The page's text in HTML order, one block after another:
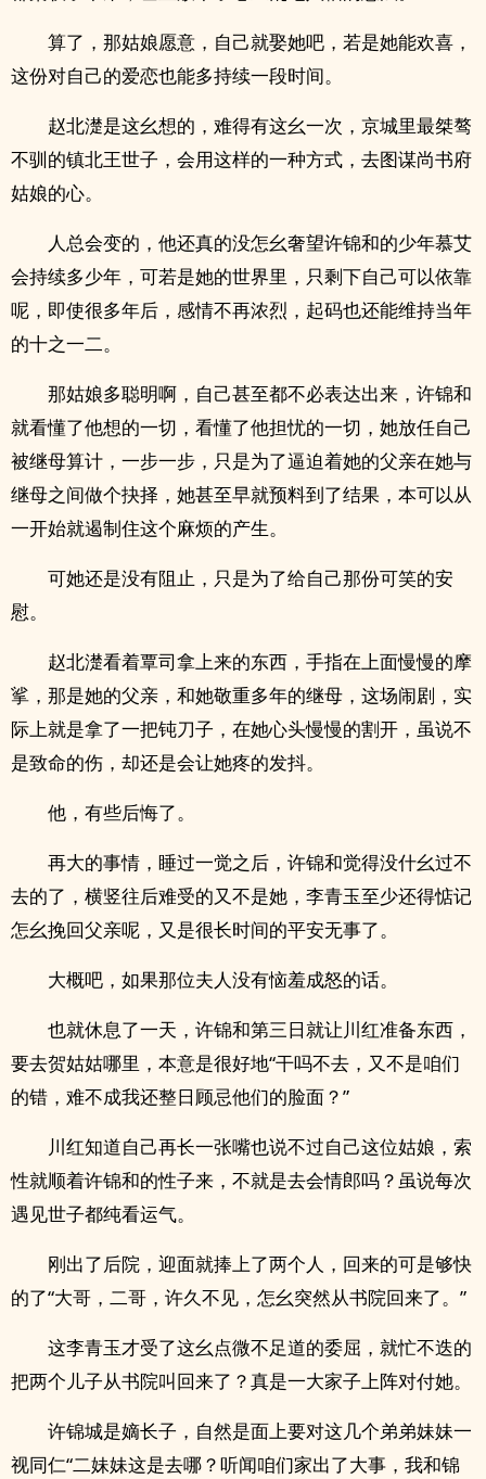
算了，那姑娘愿意，自己就娶她吧，若是她能欢喜，
这份对自己的爱恋也能多持续一段时间。
赵北濋是这幺想的，难得有这幺一次，京城里最桀骜
不驯的镇北王世子，会用这样的一种方式，去图谋尚书府
姑娘的心。
人总会变的，他还真的没怎幺奢望许锦和的少年慕艾
会持续多少年，可若是她的世界里，只剩下自己可以依靠
呢，即使很多年后，感情不再浓烈，起码也还能维持当年
的十之一二。
那姑娘多聪明啊，自己甚至都不必表达出来，许锦和
就看懂了他想的一切，看懂了他担忧的一切，她放任自己
被继母算计，一步一步，只是为了逼迫着她的父亲在她与
继母之间做个抉择，她甚至早就预料到了结果，本可以从
一开始就遏制住这个麻烦的产生。
可她还是没有阻止，只是为了给自己那份可笑的安
慰。
赵北濋看着覃司拿上来的东西，手指在上面慢慢的摩
挲，那是她的父亲，和她敬重多年的继母，这场闹剧，实
际上就是拿了一把钝刀子，在她心头慢慢的割开，虽说不
是致命的伤，却还是会让她疼的发抖。
他，有些后悔了。
再大的事情，睡过一觉之后，许锦和觉得没什幺过不
去的了，横竖往后难受的又不是她，李青玉至少还得惦记
怎幺挽回父亲呢，又是很长时间的平安无事了。
大概吧，如果那位夫人没有恼羞成怒的话。
也就休息了一天，许锦和第三日就让川红准备东西，
要去贺姑姑哪里，本意是很好地“干吗不去，又不是咱们
的错，难不成我还整日顾忌他们的脸面？”
川红知道自己再长一张嘴也说不过自己这位姑娘，索
性就顺着许锦和的性子来，不就是去会情郎吗？虽说每次
遇见世子都纯看运气。
刚出了后院，迎面就捧上了两个人，回来的可是够快
的了“大哥，二哥，许久不见，怎幺突然从书院回来了。”
这李青玉才受了这幺点微不足道的委屈，就忙不迭的
把两个儿子从书院叫回来了？真是一大家子上阵对付她。
许锦城是嫡长子，自然是面上要对这几个弟弟妹妹一
视同仁“二妹妹这是去哪？听闻咱们家出了大事，我和锦